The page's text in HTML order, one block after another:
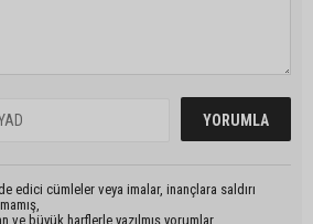
edici cümleler veya imalar, inançlara saldırı
ve büyük harflerle yazılmış yorumlar